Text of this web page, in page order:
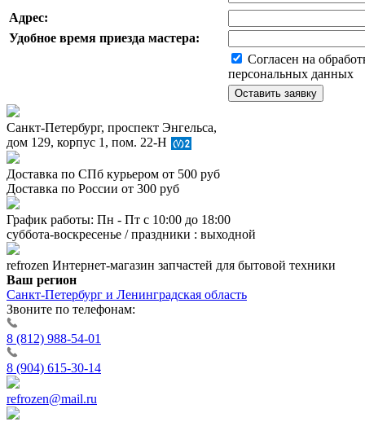
Адрес:
Удобное время приезда мастера:
Согласен на
персональных данных
Санкт-Петербург, проспект Энгельса,
дом 129, корпус 1, пом. 22-Н
Доставка по СПб курьером от 500 руб
Доставка по России от 300 руб
График работы: Пн - Пт с 10:00 до 18:00
суббота-воскресенье / праздники : выходной
refrozen Интернет-магазин запчастей для бытовой техники
Ваш регион
Санкт-Петербург и Ленинградская область
Звоните по телефонам:
8 (812) 988-54-01
8 (904) 615-30-14
refrozen@mail.ru